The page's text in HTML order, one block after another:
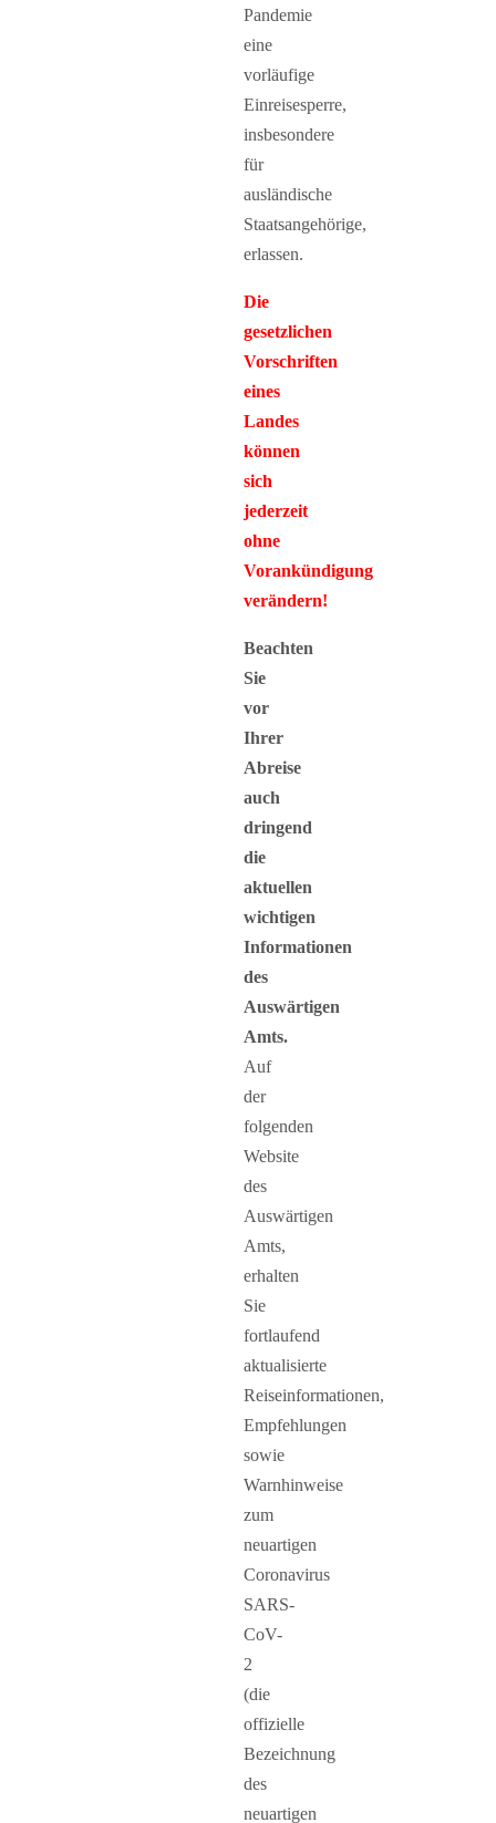
Pandemie
eine
vorläufige
Einreisesperre,
insbesondere
für
ausländische
Staatsangehörige,
erlassen.
Die
gesetzlichen
Vorschriften
eines
Landes
können
sich
jederzeit
ohne
Vorankündigung
verändern!
Beachten
Sie
vor
Ihrer
Abreise
auch
dringend
die
aktuellen
wichtigen
Informationen
des
Auswärtigen
Amts.
Auf
der
folgenden
Website
des
Auswärtigen
Amts,
erhalten
Sie
fortlaufend
aktualisierte
Reiseinformationen,
Empfehlungen
sowie
Warnhinweise
zum
neuartigen
Coronavirus
SARS-
CoV-
2
(die
offizielle
Bezeichnung
des
neuartigen